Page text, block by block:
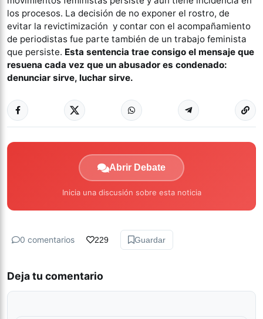
los procesos. La decisión de no exponer el rostro, de
evitar la revictimización y contar con el acompañamiento
de periodistas fue parte también de un trabajo feminista
que persiste. Esta sentencia trae consigo el mensaje que
resuena cada vez que un abusador es condenado:
denunciar sirve, luchar sirve.
Abrir Debate
Inicia una discusión sobre esta noticia
0 comentarios 229 Guardar
Deja tu comentario